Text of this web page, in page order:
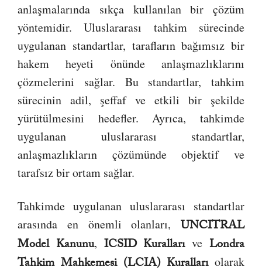
anlaşmalarında sıkça kullanılan bir çözüm
yöntemidir. Uluslararası tahkim sürecinde
uygulanan standartlar, tarafların bağımsız bir
hakem heyeti önünde anlaşmazlıklarını
çözmelerini sağlar. Bu standartlar, tahkim
sürecinin adil, şeffaf ve etkili bir şekilde
yürütülmesini hedefler. Ayrıca, tahkimde
uygulanan uluslararası standartlar,
anlaşmazlıkların çözümünde objektif ve
tarafsız bir ortam sağlar.
Tahkimde uygulanan uluslararası standartlar
arasında en önemli olanları,
UNCITRAL
Model Kanunu, ICSID KurallarıveLondra
Tahkim Mahkemesi (LCIA) Kurallarıolarak